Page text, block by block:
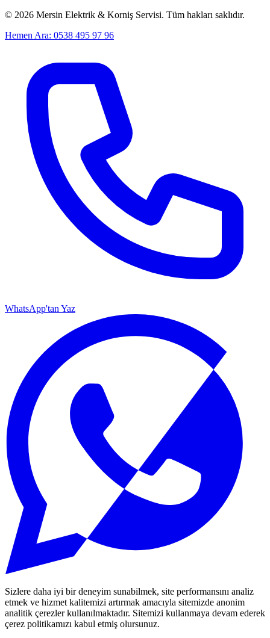
© 2026 Mersin Elektrik & Korniş Servisi. Tüm hakları saklıdır.
Hemen Ara: 0538 495 97 96
WhatsApp'tan Yaz
Sizlere daha iyi bir deneyim sunabilmek, site performansını analiz
etmek ve hizmet kalitemizi artırmak amacıyla sitemizde anonim
analitik çerezler kullanılmaktadır. Sitemizi kullanmaya devam ederek
çerez politikamızı kabul etmiş olursunuz.